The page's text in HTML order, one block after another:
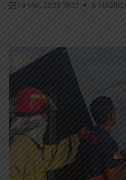
19 Mei, 2026 19:21